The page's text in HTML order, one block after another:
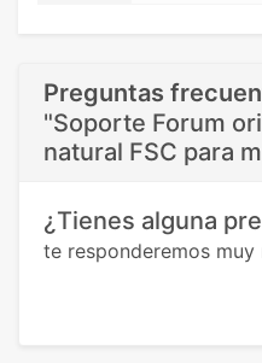
Preguntas
"Soporte Forum
natural FSC para
¿Tienes alguna
te responderemos muy